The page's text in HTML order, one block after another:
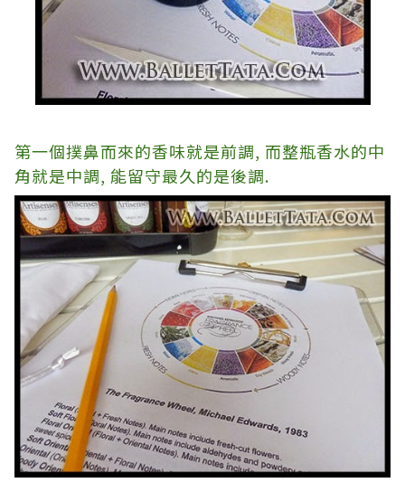
第一個撲鼻而來的香味就是前調, 而整瓶香水的中
角就是中調, 能留守最久的是後調.